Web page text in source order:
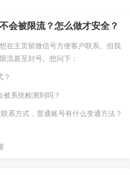
会被限流？怎么做才安全？
在主页留微信号方便客户联系。但我
流甚至封号。想问下：
？
系统检测到吗？
系方式，普通账号有什么变通方法？